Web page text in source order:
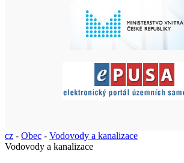
cz - Obec - Vodovody a kanalizace
Vodovody a kanalizace